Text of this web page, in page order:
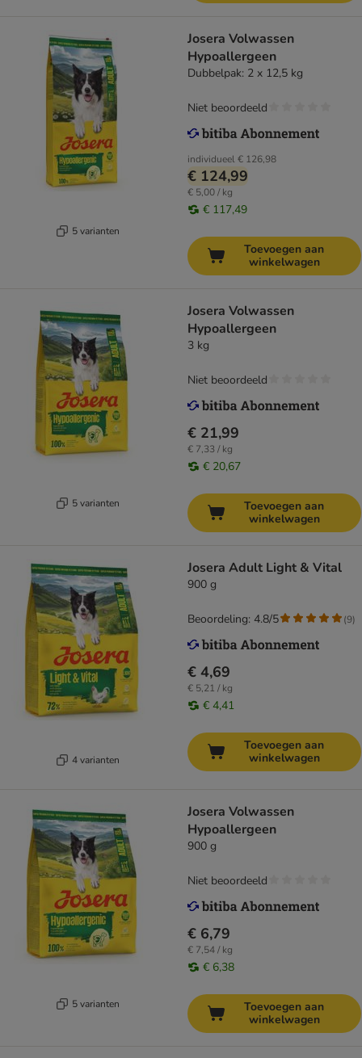
5 varianten
Josera Volwassen
Hypoallergeen
Dubbelpak: 2 x 12,5 kg
individueel€ 126,98
€ 124,99
€ 5,00 / kg
€ 117,49
Niet beoordeeld
Toevoegen aan
winkelwagen
5 varianten
Josera Volwassen
Hypoallergeen
3 kg
€ 21,99
€ 7,33 / kg
€ 20,67
Niet beoordeeld
Toevoegen aan
winkelwagen
4 varianten
Josera Adult Light & Vital
900 g
€ 4,69
€ 5,21 / kg
€ 4,41
Beoordeling: 4.8/5 (9)
Toevoegen aan
winkelwagen
5 varianten
Josera Volwassen
Hypoallergeen
900 g
€ 6,79
€ 7,54 / kg
€ 6,38
Niet beoordeeld
Toevoegen aan
winkelwagen